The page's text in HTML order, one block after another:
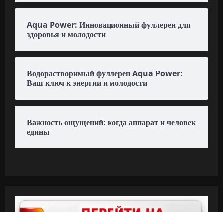
Aqua Power: Инновационный фуллерен для
здоровья и молодости
Водорастворимый фуллерен Aqua Power:
Ваш ключ к энергии и молодости
Важность ощущений: когда аппарат и человек
едины